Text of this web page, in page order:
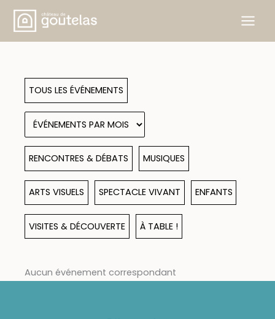
Aller
contenu
TOUS LES ÉVÉNEMENTS
RENCONTRES & DÉBATS MUSIQUES
ARTS VISUELS SPECTACLE VIVANT ENFANTS
VISITES & DÉCOUVERTE À TABLE !
Aucun événement correspondant